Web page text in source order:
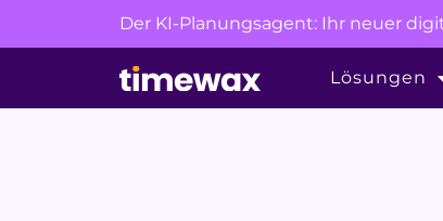
Der KI-Planungsagent: Ihr neuer
Lösungen